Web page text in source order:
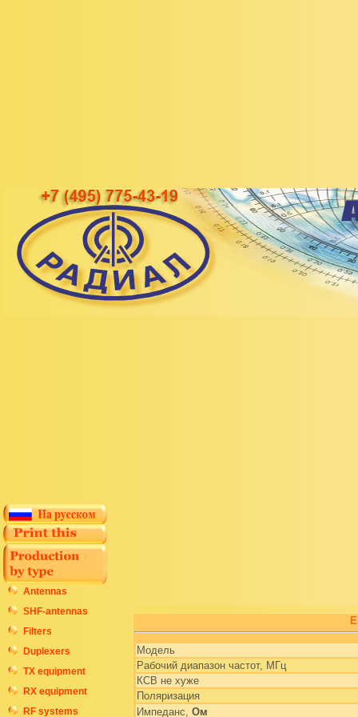
Antennas
SHF-antennas
Filters
Duplexers
TX equipment
RX equipment
RF systems
Модель
Рабочий диапазон частот, МГц
КСВ не хуже
Поляризация
Импеданс, Ом